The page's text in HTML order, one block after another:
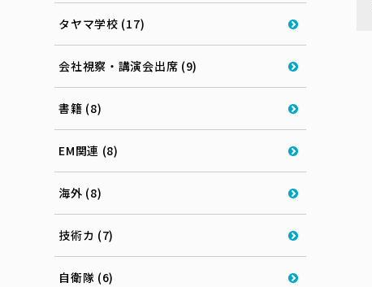
タヤマ学校 (17)
会社視察・講演会出席 (9)
書籍 (8)
EM関連 (8)
海外 (8)
技術カ (7)
自衛隊 (6)